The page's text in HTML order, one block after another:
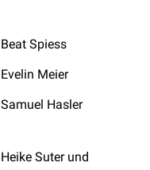
Beat Spiess
Evelin Meier
Samuel Hasler
Heike Suter und